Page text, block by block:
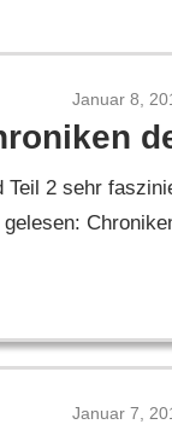
Januar 8,
Teil 2 sehr
Januar 7,